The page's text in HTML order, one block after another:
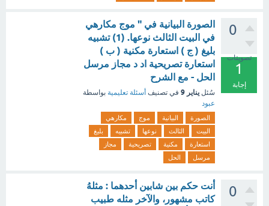
0
تصويتات
1
إجابة
الصورة البيانية في " موج مكارهي
في البيت الثالث نوعها. (1) تشبيه
بليغ ( ج ) استعارة مكنية ( ب )
استعارة تصريحية اد د مجاز مرسل
الحل - مع الشرح
سُئل يناير 9 في تصنيف أسئلة تعليمية بواسطة
عبود
الصورة البيانية موج
مكارهي
البيت
الثالث نوعها تشبيه
بليغ
استعارة
مكنية تصريحية
مجاز
مرسل
الحل
0
أنت حكم بين شابين أحدهما : مثلهُ
كاتب مشهور، والآخر مثله طبيب